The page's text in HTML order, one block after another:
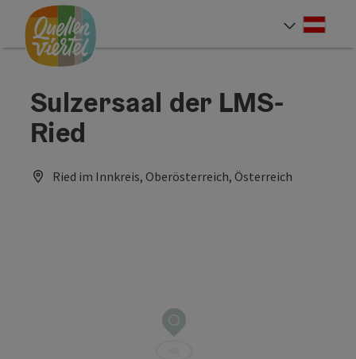
Zum Inhalt
Zur Navigation
Zum Seitenanfang
Sulzersaal der LMS-
Ried
Ried im Innkreis, Oberösterreich, Österreich